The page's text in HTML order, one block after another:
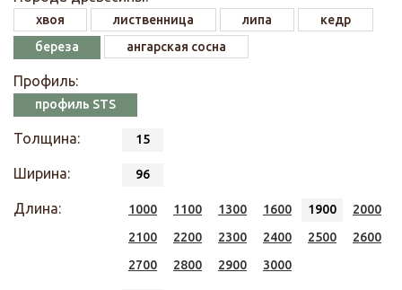
хвоя лиственница липа
кедр
береза
ангарская сосна
Профиль:
профиль STS
Толщина: 15
Ширина: 96
Длина: 1000 1100 1300 1600 1900
2000
2100
2200 2300 2400 2500
2600
2700
2800 2900 3000